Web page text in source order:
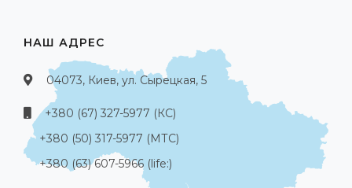
НАШ АДРЕС
04073, Киев, ул. Сырецкая, 5
+380 (67) 327-5977 (КС)
+380 (50) 317-5977 (МТС)
+380 (63) 607-5966 (life:)